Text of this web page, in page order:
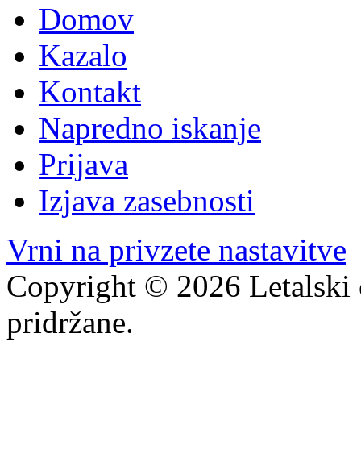
Domov
Kazalo
Kontakt
Napredno iskanje
Prijava
Izjava zasebnosti
Vrni na privzete nastavitve
Copyright © 2026 Letalski
pridržane.